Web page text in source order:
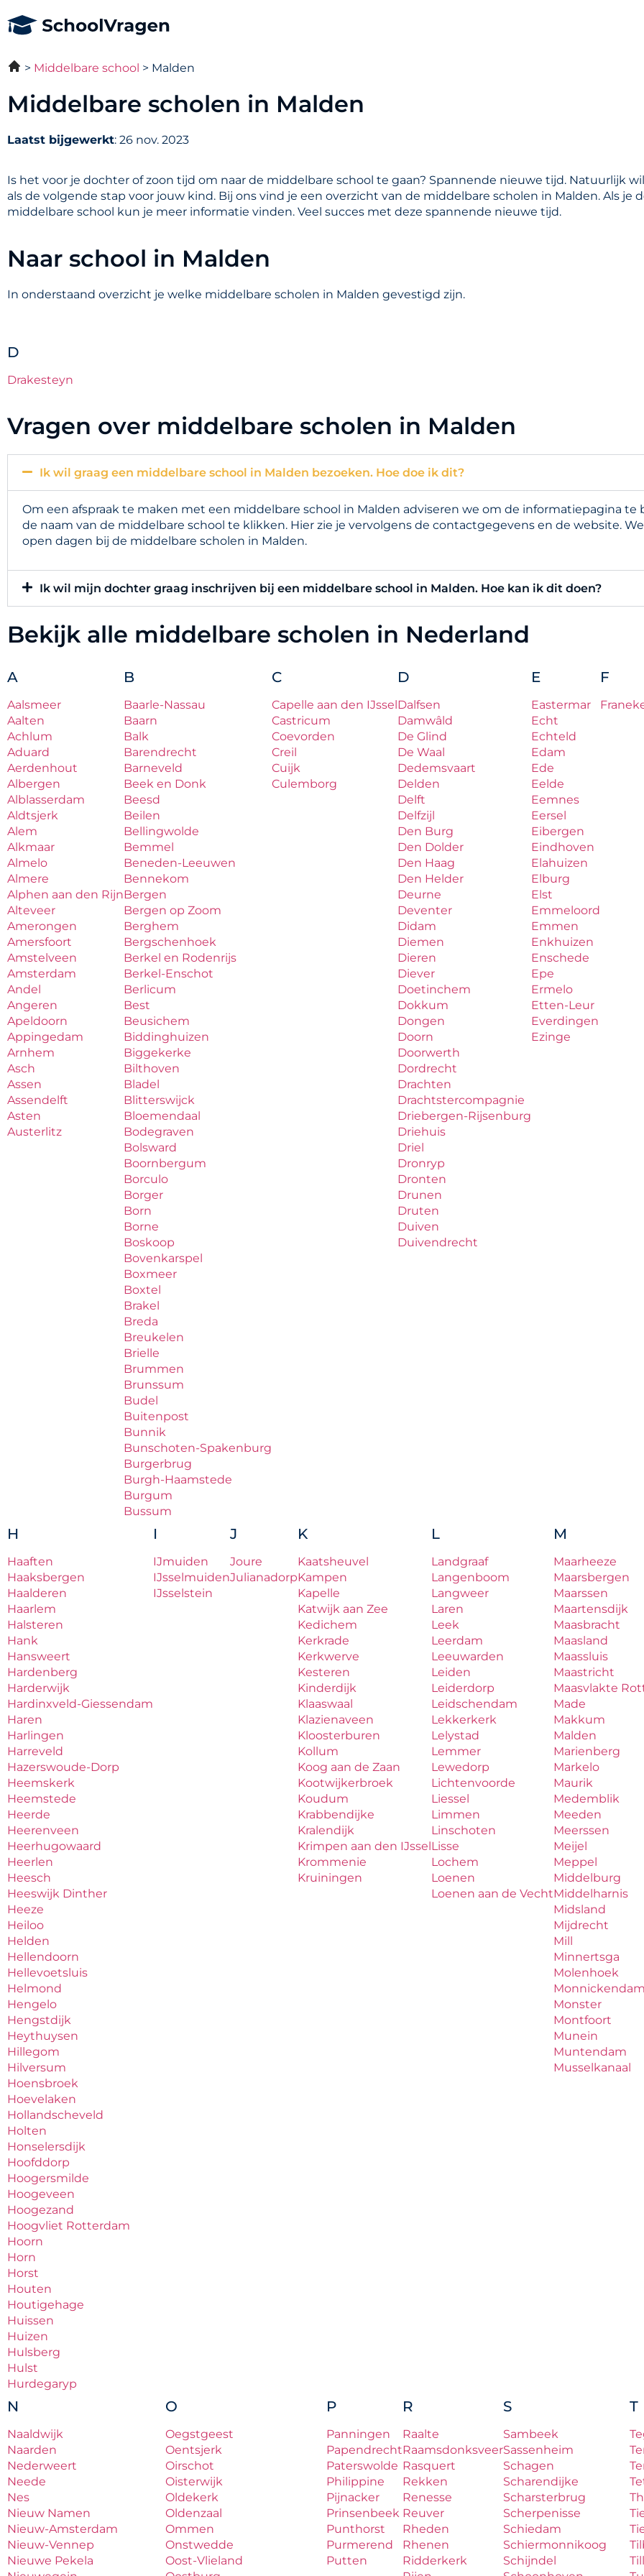
Middelbare school Malden
Middelbare scholen in Malden
Laatst bijgewerkt: 26 nov. 2023
Is het voor je dochter of zoon tijd om naar de middelbare school te gaan? Spannende nieuwe tijd. Natuurlijk
als de volgende stap voor jouw kind. Bij ons vind je een overzicht van de middelbare scholen in Malden. Als je
middelbare school kun je meer informatie vinden. Veel succes met deze spannende nieuwe tijd.
Naar school in Malden
In onderstaand overzicht je welke middelbare scholen in Malden gevestigd zijn.
D
Drakesteyn
Vragen over middelbare scholen in Malden
Ik wil graag een middelbare school in Malden bezoeken. Hoe doe ik dit?
Om een afspraak te maken met een middelbare school in Malden adviseren we om de informatiepagina te
de naam van de middelbare school te klikken. Hier zie je vervolgens de contactgegevens en de website.
open dagen bij de middelbare scholen in Malden.
Ik wil mijn dochter graag inschrijven bij een middelbare school in Malden. Hoe kan ik dit doen?
Bekijk alle middelbare scholen in Nederland
A
Aalsmeer
Aalten
Achlum
Aduard
Aerdenhout
Albergen
Alblasserdam
Aldtsjerk
Alem
Alkmaar
Almelo
Almere
Alphen aan den Rijn
Alteveer
Amerongen
Amersfoort
Amstelveen
Amsterdam
Andel
Angeren
Apeldoorn
Appingedam
Arnhem
Asch
Assen
Assendelft
Asten
Austerlitz
B
Baarle-Nassau
Baarn
Balk
Barendrecht
Barneveld
Beek en Donk
Beesd
Beilen
Bellingwolde
Bemmel
Beneden-Leeuwen
Bennekom
Bergen
Bergen op Zoom
Berghem
Bergschenhoek
Berkel en Rodenrijs
Berkel-Enschot
Berlicum
Best
Beusichem
Biddinghuizen
Biggekerke
Bilthoven
Bladel
Blitterswijck
Bloemendaal
Bodegraven
Bolsward
Boornbergum
Borculo
Borger
Born
Borne
Boskoop
Bovenkarspel
Boxmeer
Boxtel
Brakel
Breda
Breukelen
Brielle
Brummen
Brunssum
Budel
Buitenpost
Bunnik
Bunschoten-Spakenburg
Burgerbrug
Burgh-Haamstede
Burgum
Bussum
C
Capelle aan den IJssel
Castricum
Coevorden
Creil
Cuijk
Culemborg
D
Dalfsen
Damwâld
De Glind
De Waal
Dedemsvaart
Delden
Delft
Delfzijl
Den Burg
Den Dolder
Den Haag
Den Helder
Deurne
Deventer
Didam
Diemen
Dieren
Diever
Doetinchem
Dokkum
Dongen
Doorn
Doorwerth
Dordrecht
Drachten
Drachtstercompagnie
Driebergen-Rijsenburg
Driehuis
Driel
Dronryp
Dronten
Drunen
Druten
Duiven
Duivendrecht
E
Eastermar
Echt
Echteld
Edam
Ede
Eelde
Eemnes
Eersel
Eibergen
Eindhoven
Elahuizen
Elburg
Elst
Emmeloord
Emmen
Enkhuizen
Enschede
Epe
Ermelo
Etten-Leur
Everdingen
Ezinge
F
H
Haaften
Haaksbergen
Haalderen
Haarlem
Halsteren
Hank
Hansweert
Hardenberg
Harderwijk
Hardinxveld-Giessendam
Haren
Harlingen
Harreveld
Hazerswoude-Dorp
Heemskerk
Heemstede
Heerde
Heerenveen
Heerhugowaard
Heerlen
Heesch
Heeswijk Dinther
Heeze
Heiloo
Helden
Hellendoorn
Hellevoetsluis
Helmond
Hengelo
Hengstdijk
Heythuysen
Hillegom
Hilversum
Hoensbroek
Hoevelaken
Hollandscheveld
Holten
Honselersdijk
Hoofddorp
Hoogersmilde
Hoogeveen
Hoogezand
Hoogvliet Rotterdam
Hoorn
Horn
Horst
Houten
Houtigehage
Huissen
Huizen
Hulsberg
Hulst
Hurdegaryp
I
IJmuiden
IJsselmuiden
IJsselstein
J
Joure
Julianadorp
K
Kaatsheuvel
Kampen
Kapelle
Katwijk aan Zee
Kedichem
Kerkrade
Kerkwerve
Kesteren
Kinderdijk
Klaaswaal
Klazienaveen
Kloosterburen
Kollum
Koog aan de Zaan
Kootwijkerbroek
Koudum
Krabbendijke
Kralendijk
Krimpen aan den IJssel
Krommenie
Kruiningen
L
Landgraaf
Langenboom
Langweer
Laren
Leek
Leerdam
Leeuwarden
Leiden
Leiderdorp
Leidschendam
Lekkerkerk
Lelystad
Lemmer
Lewedorp
Lichtenvoorde
Liessel
Limmen
Linschoten
Lisse
Lochem
Loenen
Loenen aan de Vecht
M
Maarheeze
Maarsbergen
Maarssen
Maartensdijk
Maasbracht
Maasland
Maassluis
Maastricht
Maasvlakte
Made
Makkum
Malden
Marienberg
Markelo
Maurik
Medemblik
Meeden
Meerssen
Meijel
Meppel
Middelburg
Middelharnis
Midsland
Mijdrecht
Mill
Minnertsga
Molenhoek
Monnickendam
Monster
Montfoort
Munein
Muntendam
Musselkanaal
N
Naaldwijk
Naarden
Nederweert
Neede
Nes
Nieuw Namen
Nieuw-Amsterdam
Nieuw-Vennep
Nieuwe Pekela
O
Oegstgeest
Oentsjerk
Oirschot
Oisterwijk
Oldekerk
Oldenzaal
Ommen
Onstwedde
Oost-Vlieland
P
Panningen
Papendrecht
Paterswolde
Philippine
Pijnacker
Prinsenbeek
Punthorst
Purmerend
Putten
R
Raalte
Raamsdonksveer
Rasquert
Rekken
Renesse
Reuver
Rheden
Rhenen
Ridderkerk
S
Sambeek
Sassenheim
Schagen
Scharendijke
Scharsterbrug
Scherpenisse
Schiedam
Schiermonnikoog
Schijndel
T